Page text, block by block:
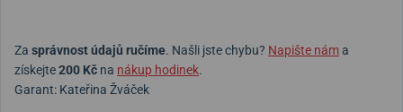
Za správnost údajů ručíme. Našli jste chybu? Napište náma
získejte200 Kč na nákup hodinek.
Garant: Kateřina Žváček